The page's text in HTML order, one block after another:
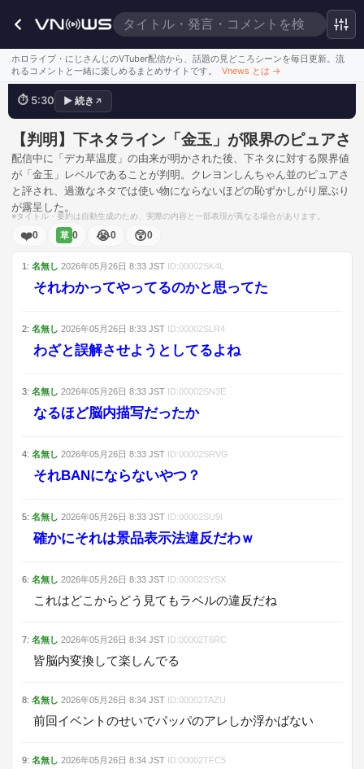
ホロライブ・にじさんじのVTuber配信から、話題の見どころシーンを毎日更新。流
れるコメントと一緒に楽しめるまとめサイトです。
Vnews とは →
デカ草温度の謎から、意外すぎる清
⏱ 5:30 ▶ 続き ↗
【判明】下ネタライン「金玉」が限界のピュアさ
配信中に「デカ草温度」の由来が明かされた後、下ネタに対する限界値
が「金玉」レベルであることが判明。クレヨンしんちゃん並のピュアさ
と評され、過激なネタでは使い物にならないほどの恥ずかしがり屋ぶり
が露呈した。
※タイトル・要約は自動生成のため、実際の内容と一部表現が異なる場合があります。
❤️0 草 0 😭0 😲0
1 : 名無し 2026年05月26日 8:33 JST ID:00002SK4L
それわかってやってるのかと思ってた
2: 名無し 2026年05月26日 8:33 JST ID:00002SLR4
わざと誤解させようとしてるよね
3: 名無し 2026年05月26日 8:33 JST ID:00002SN3E
なるほど脳内描写だったか
4: 名無し 2026年05月26日 8:33 JST ID:00002SRVG
それBANにならないやつ？
5: 名無し 2026年05月26日 8:33 JST ID:00002SU9I
確かにそれは景品表示法違反だわｗ
6: 名無し 2026年05月26日 8:33 JST ID:00002SYSX
これはどこからどう見てもラベルの違反だね
7: 名無し 2026年05月26日 8:34 JST ID:00002T6RC
皆脳内変換して楽しんでる
8: 名無し 2026年05月26日 8:34 JST ID:00002TAZU
前回イベントのせいでパッパのアレしか浮かばない
9: 名無し 2026年05月26日 8:34 JST ID:00002TFC5